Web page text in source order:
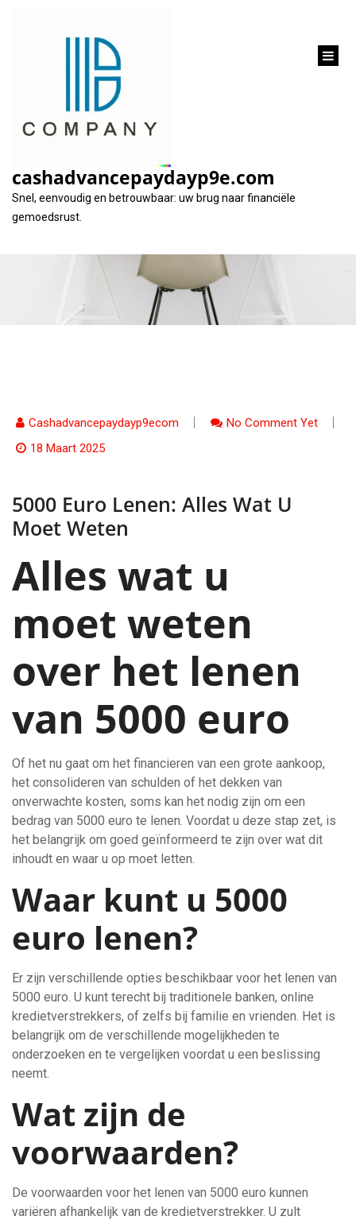
cashadvancepaydayp9e.com
Snel, eenvoudig en betrouwbaar: uw brug naar financiële
gemoedsrust.
5000 euro lenen:
Alles wat u moet
weten
Cashadvancepaydayp9ecom
No Comment Yet
18 Maart 2025
5000 Euro Lenen: Alles Wat U
Moet Weten
Alles wat u
moet weten
over het lenen
van 5000 euro
Of het nu gaat om het financieren van een grote aankoop,
het consolideren van schulden of het dekken van
onverwachte kosten, soms kan het nodig zijn om een
bedrag van 5000 euro te lenen. Voordat u deze stap zet, is
het belangrijk om goed geïnformeerd te zijn over wat dit
inhoudt en waar u op moet letten.
Waar kunt u 5000
euro lenen?
Er zijn verschillende opties beschikbaar voor het lenen van
5000 euro. U kunt terecht bij traditionele banken, online
kredietverstrekkers, of zelfs bij familie en vrienden. Het is
belangrijk om de verschillende mogelijkheden te
onderzoeken en te vergelijken voordat u een beslissing
neemt.
Wat zijn de
voorwaarden?
De voorwaarden voor het lenen van 5000 euro kunnen
variëren afhankelijk van de kredietverstrekker. U zult